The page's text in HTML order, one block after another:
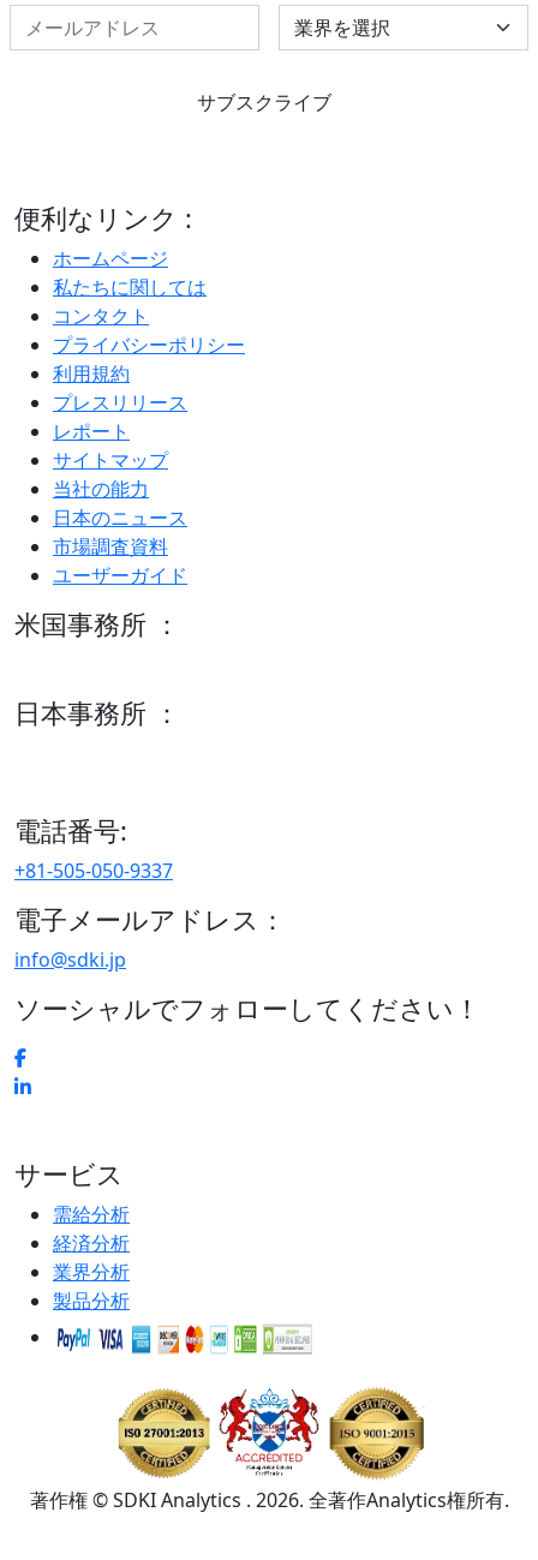
Select Industry
サブスクライブ
便利なリンク :
ホームページ
私たちに関しては
コンタクト
プライバシーポリシー
利用規約
プレスリリース
レポート
サイトマップ
当社の能力
日本のニュース
市場調査資料
ユーザーガイド
米国事務所 ：
日本事務所 ：
電話番号:
+81-505-050-9337
電子メールアドレス：
info@sdki.jp
ソーシャルでフォローしてください！
サービス
需給分析
経済分析
業界分析
製品分析
著作権 © SDKI Analytics . 2026. 全著作Analytics権所有.